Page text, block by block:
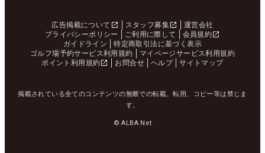
広告掲載について スタッフ募集
運営会社
プライバシーポリシー
ご利用に際して
会員規約
ガイドライン
特定商取引法に基づく表示
ゴルフ場予約サービス利用規約
マイページサービス利用規約
ポイント利用規約
お問合せ ヘルプ サイトマップ
掲載されている全てのコンテンツの無断での転載、転用、コピー等は禁じま
す。
© ALBA Net